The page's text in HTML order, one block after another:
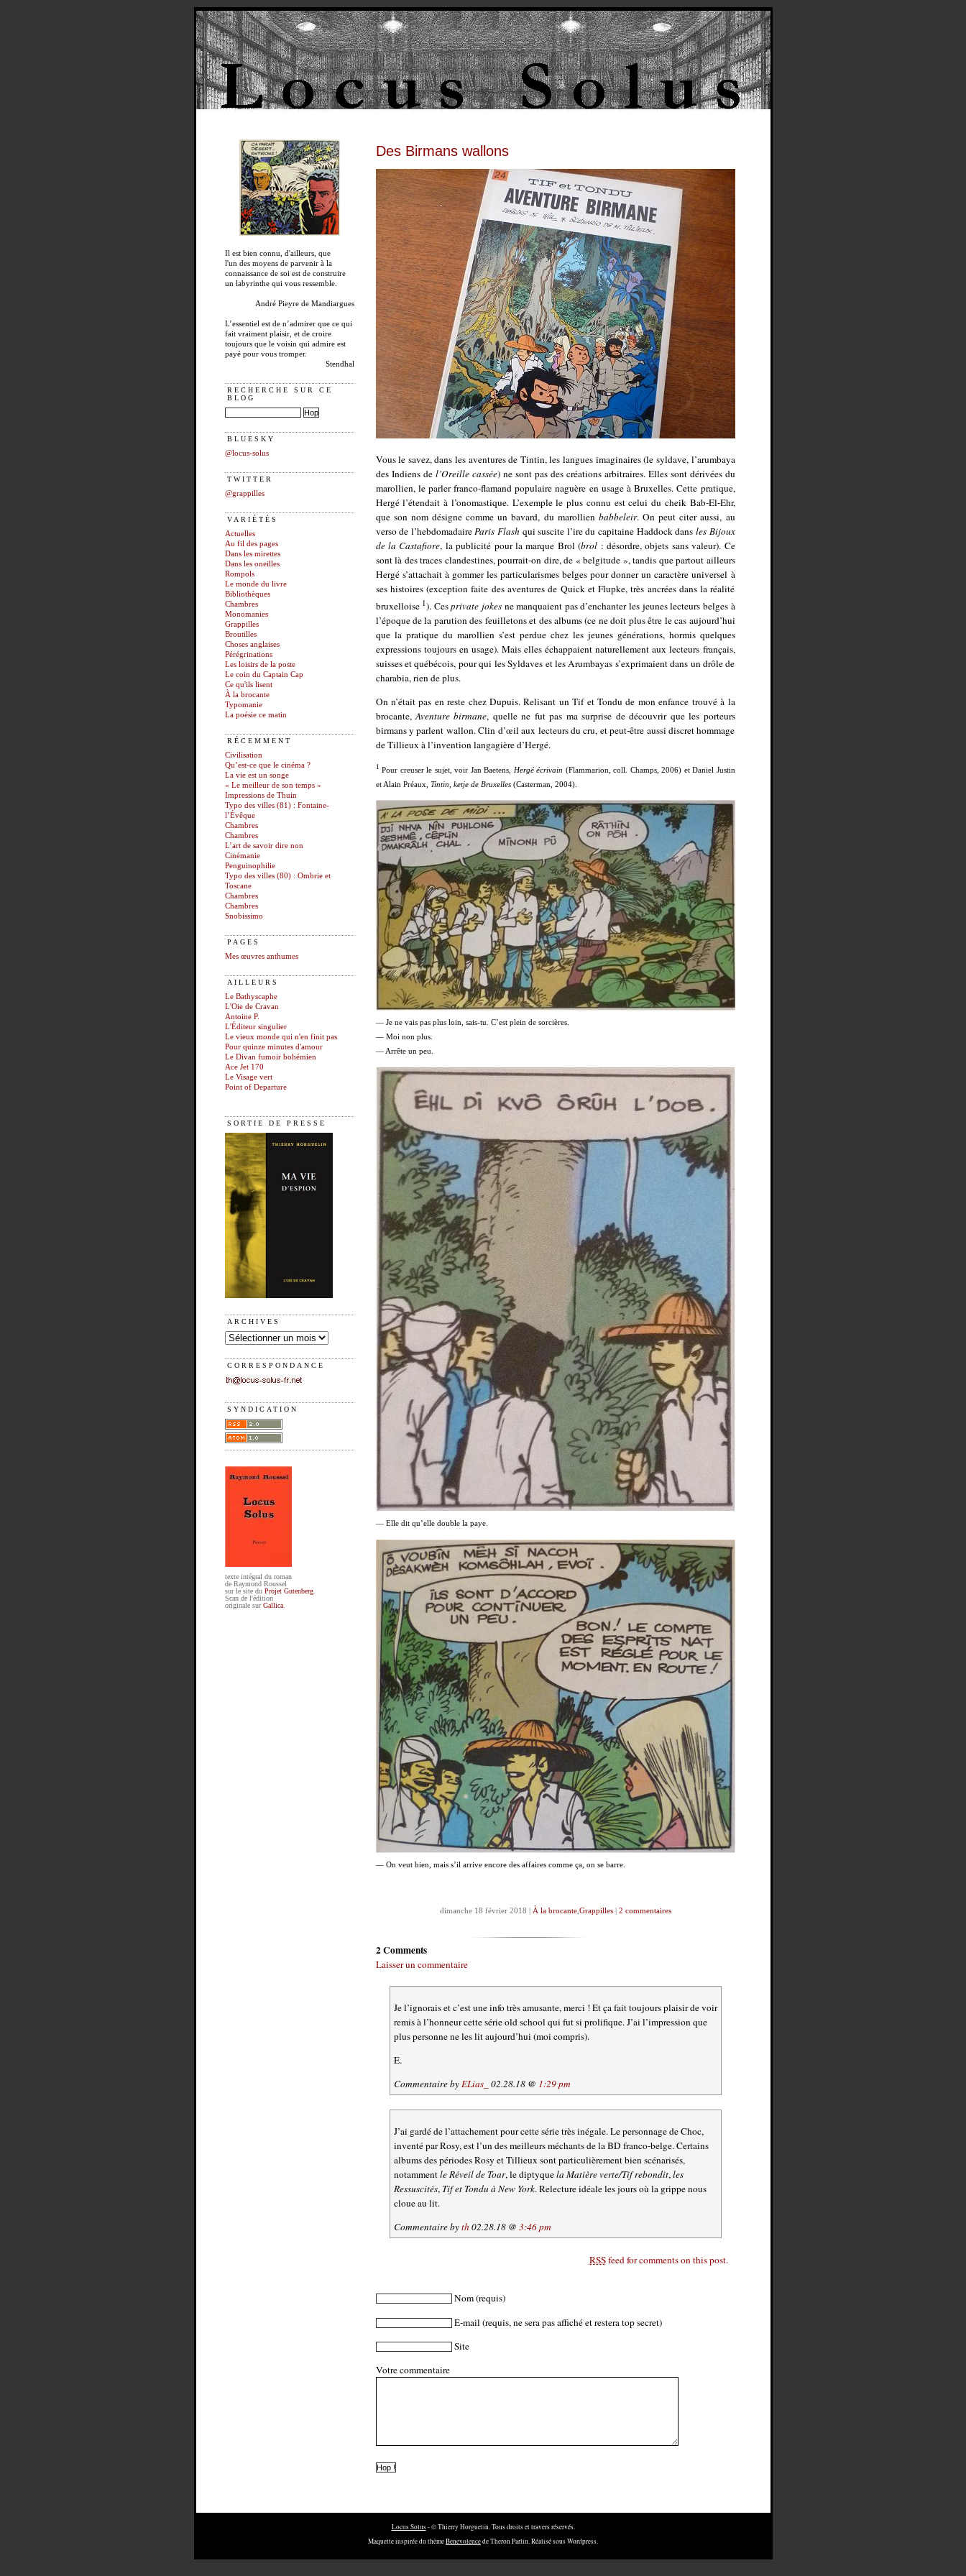
Il est bien connu, d'ailleurs, que
l'un des moyens de parvenir à la
connaissance de soi est de construire
un labyrinthe qui vous ressemble.
André Pieyre de Mandiargues
L’essentiel est de n’admirer que ce qui
fait vraiment plaisir, et de croire
toujours que le voisin qui admire est
payé pour vous tromper.
Stendhal
RECHERCHE SUR CE
BLOG
BLUESKY
@locus-solus
TWITTER
@grappilles
VARIÉTÉS
Actuelles
Au fil des pages
Dans les mirettes
Dans les oneilles
Rompols
Le monde du livre
Bibliothèques
Chambres
Monomanies
Grappilles
Broutilles
Choses anglaises
Pérégrinations
Les loisirs de la poste
Le coin du Captain Cap
Ce qu'ils lisent
À la brocante
Typomanie
La poésie ce matin
RÉCEMMENT
Civilisation
Qu’est-ce que le cinéma ?
La vie est un songe
« Le meilleur de son temps »
Impressions de Thuin
Typo des villes (81) : Fontaine-
l’Évêque
Chambres
Chambres
L’art de savoir dire non
Cinémanie
Penguinophilie
Typo des villes (80) : Ombrie et
Toscane
Chambres
Chambres
Snobissimo
PAGES
Mes œuvres anthumes
AILLEURS
Le Bathyscaphe
L'Oie de Cravan
Antoine P.
L'Éditeur singulier
Le vieux monde qui n'en finit pas
Pour quinze minutes d'amour
Le Divan fumoir bohémien
Ace Jet 170
Le Visage vert
Point of Departure
SORTIE DE PRESSE
ARCHIVES
CORRESPONDANCE
SYNDICATION
texte intégral du roman
de Raymond Roussel
sur le site du Projet Gutenberg.
Scan de l'édition
originale surGallica.
Des Birmans wallons
Vous le savez, dans les aventures de Tintin, les langues imaginaires (le syldave, l’arumbaya
des Indiens de l’Oreille cassée) ne sont pas des créations arbitraires. Elles sont dérivées du
marollien, le parler franco-flamand populaire naguère en usage à Bruxelles. Cette pratique,
Hergé l’étendait à l’onomastique. L’exemple le plus connu est celui du cheik Bab-El-Ehr,
que son nom désigne comme un bavard, du marollien babbeleir. On peut citer aussi, au
verso de l’hebdomadaireParis Flashqui suscite l’ire du capitaine Haddock dans les Bijoux
de la Castafiore, la publicité pour la marque Brol (brol : désordre, objets sans valeur). Ce
sont là des traces clandestines, pourrait-on dire, de « belgitude », tandis que partout ailleurs
Hergé s’attachait à gommer les particularismes belges pour donner un caractère universel à
ses histoires (exception faite des aventures de Quick et Flupke, très ancrées dans la réalité
bruxelloise 1). Cesprivate jokesne manquaient pas d’enchanter les jeunes lecteurs belges à
l’époque de la parution des feuilletons et des albums (ce ne doit plus être le cas aujourd’hui
que la pratique du marollien s’est perdue chez les jeunes générations, hormis quelques
expressions toujours en usage). Mais elles échappaient naturellement aux lecteurs français,
suisses et québécois, pour qui les Syldaves et les Arumbayas s’exprimaient dans un drôle de
charabia, rien de plus.
On n’était pas en reste chez Dupuis. Relisant un Tif et Tondu de mon enfance trouvé à la
brocante,Aventure birmane, quelle ne fut pas ma surprise de découvrir que les porteurs
birmans y parlent wallon. Clin d’œil aux lecteurs du cru, et peut-être aussi discret hommage
de Tillieux à l’invention langagière d’Hergé.
1 Pour creuser le sujet, voir Jan Baetens, Hergé écrivain (Flammarion, coll. Champs, 2006) et Daniel Justin
et Alain Préaux, Tintin, ketje de Bruxelles(Casterman, 2004).
— Je ne vais pas plus loin, sais-tu. C’est plein de sorcières.
— Moi non plus.
— Arrête un peu.
— Elle dit qu’elle double la paye.
— On veut bien, mais s’il arrive encore des affaires comme ça, on se barre.
dimanche 18 février 2018 | À la brocante,Grappilles| 2 commentaires
2 Comments
Laisser un commentaire
Je l’ignorais et c’est une info très amusante, merci ! Et ça fait toujours plaisir de voir
remis à l’honneur cette série old school qui fut si prolifique. J’ai l’impression que
plus personne ne les lit aujourd’hui (moi compris).
E.
Commentaire byELias_ 02.28.18 @ 1:29 pm
J’ai gardé de l’attachement pour cette série très inégale. Le personnage de Choc,
inventé par Rosy, est l’un des meilleurs méchants de la BD franco-belge. Certains
albums des périodes Rosy et Tillieux sont particulièrement bien scénarisés,
notammentle Réveil de Toar, le diptyquela Matière verte/Tif rebondit,les
Ressuscités, Tif et Tondu à New York. Relecture idéale les jours où la grippe nous
cloue au lit.
Commentaire byth02.28.18 @ 3:46 pm
RSSfeed for comments on this post.
Nom(requis)
E-mail(requis, ne sera pas affiché et restera top secret)
Site
Votre commentaire
Locus Solus- © Thierry Horguelin. Tous droits et travers réservés.
Maquette inspirée du thèmeBenevolencede Theron Parlin. Réalisé sous Wordpress.